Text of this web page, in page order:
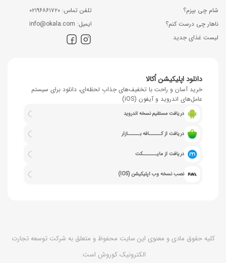
شام چی بپزم؟
ناهار چی درست کنم؟
لیست غذای جدید
ﺗﻠﻔﻦ ﺗﻤﺎس: ۰۲۱۹۶۸۶۱۷۲۰
اﯾﻤﯿﻞ: info@okala.com
دانلود اپلیکیشن اُکالا
خرید آسان و راحت با تخفیف‌های جذابِ لحظه‌ای، دانلود برای سیستم
عامل‌های اندروید و آیفون (iOS)
دریافت مستقیم نسخه اندروید
دریافت از کــــــافه بــــــازار
دریافت از مایـــــــکت
نصب نسخه وب اپلیکیشن (IOS)
کلیه حقوق مادی و معنوی این سایت محفوظ و متعلق به شرکت توسعه تجارت
الکترونیک کوروش است.